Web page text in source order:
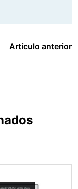
Artículo anterior